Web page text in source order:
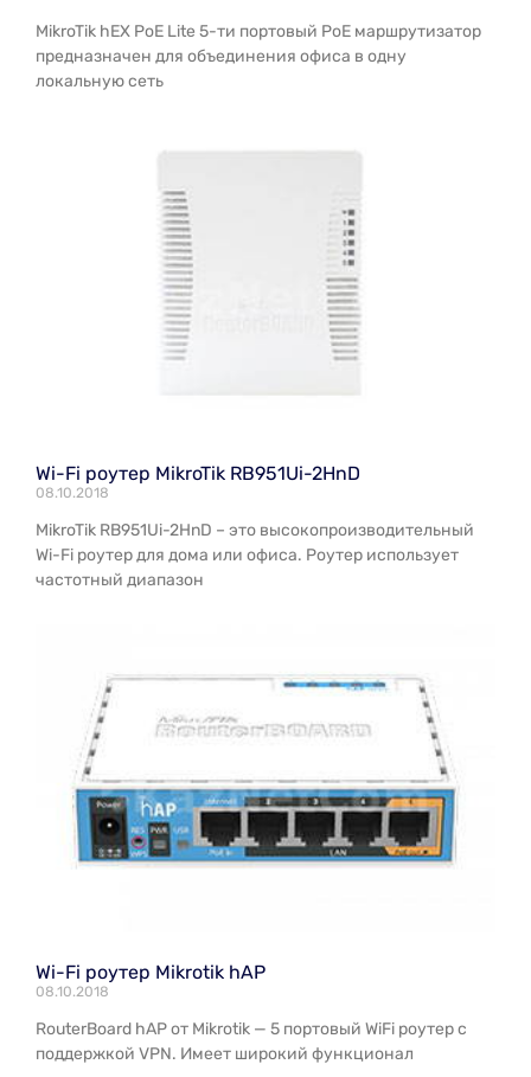
MikroTik hEX PoE Lite 5-ти портовый PoE маршрутизатор
предназначен для объединения офиса в одну
локальную сеть
Wi-Fi роутер MikroTik RB951Ui-2HnD
08.10.2018
MikroTik RB951Ui-2HnD – это высокопроизводительный
Wi-Fi роутер для дома или офиса. Роутер использует
частотный диапазон
Wi-Fi роутер Mikrotik hAP
08.10.2018
RouterBoard hAP от Mikrotik — 5 портовый WiFi роутер с
поддержкой VPN. Имеет широкий функционал